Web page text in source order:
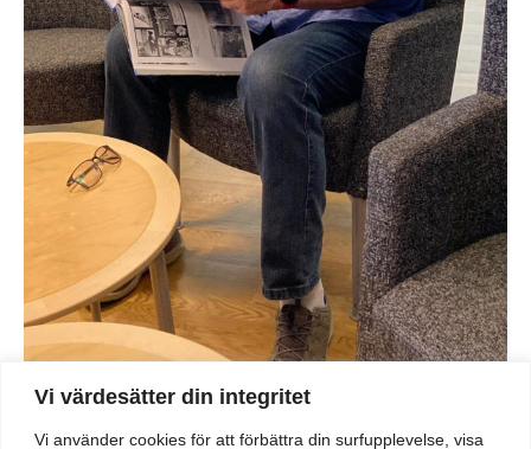
Vi värdesätter din integritet
Vi använder cookies för att förbättra din surfupplevelse, visa
Jan Delbom i samspråk med Anders Björnhager som målat